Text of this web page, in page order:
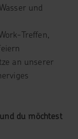
und
Treffen,
an unserer
du möchtest